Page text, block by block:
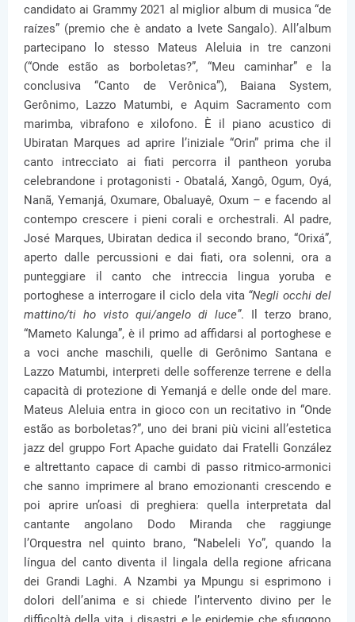
candidato ai Grammy 2021 al miglior album di musica “de
raízes” (premio che è andato a Ivete Sangalo). All’album
partecipano lo stesso Mateus Aleluia in tre canzoni
(“Onde estão as borboletas?”, “Meu caminhar” e la
conclusiva “Canto de Verônica”), Baiana System,
Gerônimo, Lazzo Matumbi, e Aquim Sacramento com
marimba, vibrafono e xilofono. È il piano acustico di
Ubiratan Marques ad aprire l’iniziale “Orin” prima che il
canto intrecciato ai fiati percorra il pantheon yoruba
celebrandone i protagonisti - Obatalá, Xangô, Ogum, Oyá,
Nanã, Yemanjá, Oxumare, Obaluayê, Oxum – e facendo al
contempo crescere i pieni corali e orchestrali. Al padre,
José Marques, Ubiratan dedica il secondo brano, “Orixá”,
aperto dalle percussioni e dai fiati, ora solenni, ora a
punteggiare il canto che intreccia lingua yoruba e
portoghese a interrogare il ciclo dela vita “Negli occhi del
mattino/ti ho visto qui/angelo di luce”. Il terzo brano,
“Mameto Kalunga”, è il primo ad affidarsi al portoghese e
a voci anche maschili, quelle di Gerônimo Santana e
Lazzo Matumbi, interpreti delle sofferenze terrene e della
capacità di protezione di Yemanjá e delle onde del mare.
Mateus Aleluia entra in gioco con un recitativo in “Onde
estão as borboletas?”, uno dei brani più vicini all’estetica
jazz del gruppo Fort Apache guidato dai Fratelli González
e altrettanto capace di cambi di passo ritmico-armonici
che sanno imprimere al brano emozionanti crescendo e
poi aprire un’oasi di preghiera: quella interpretata dal
cantante angolano Dodo Miranda che raggiunge
l’Orquestra nel quinto brano, “Nabeleli Yo”, quando la
língua del canto diventa il lingala della regione africana
dei Grandi Laghi. A Nzambi ya Mpungu si esprimono i
dolori dell’anima e si chiede l’intervento divino per le